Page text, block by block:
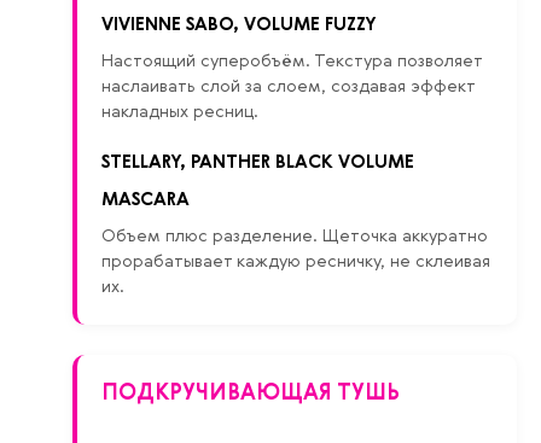
VIVIENNE SABO, VOLUME FUZZY
Настоящий суперобъём. Текстура позволяет
наслаивать слой за слоем, создавая эффект
накладных ресниц.
STELLARY, PANTHER BLACK VOLUME
MASCARA
Объем плюс разделение. Щеточка аккуратно
прорабатывает каждую ресничку, не склеивая
их.
ПОДКРУЧИВАЮЩАЯ ТУШЬ